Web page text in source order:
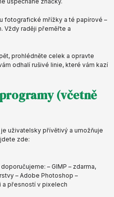
fotografické mřížky a té papírové –
Vždy raději přeměřte a
prohlédněte celek a opravte
odhalí rušivé linie, které vám kazí
(včetně
uživatelsky přívětivý a umožňuje
zde:
– GIMP – zdarma,
– Adobe Photoshop –
a přesností v pixelech